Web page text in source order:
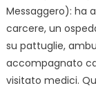
Messaggero): ha
carcere, un
su pattuglie,
accompagnato
visitato medici.